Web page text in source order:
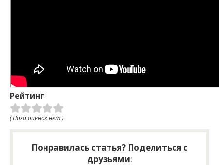
Рейтинг
( Пока оценок нет )
Понравилась статья? Поделиться с
друзьями: